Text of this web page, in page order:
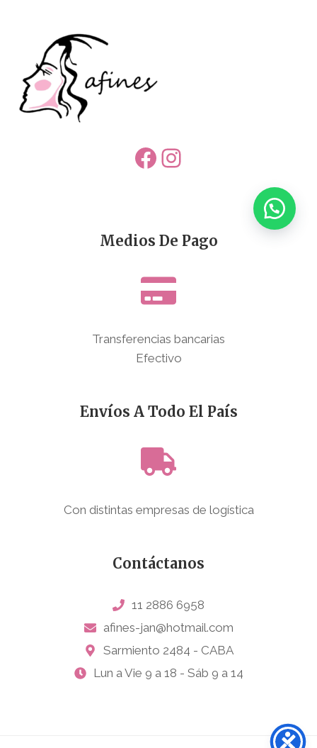
Facebook
Instagram
Medios De Pago
Transferencias bancarias
Efectivo
Envíos A Todo El País
Con distintas empresas de logística
Contáctanos
11 2886 6958
afines-jan@hotmail.com
Sarmiento 2484 - CABA
Lun a Vie 9 a 18 - Sáb 9 a 14